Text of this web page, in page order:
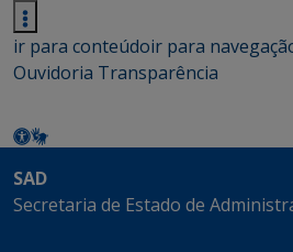
ir para conteúdoir para
Ouvidoria Transparência
SAD
Secretaria de Estado de